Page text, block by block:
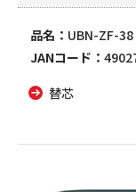
品名 UBN-ZF-38
JANコード
替芯